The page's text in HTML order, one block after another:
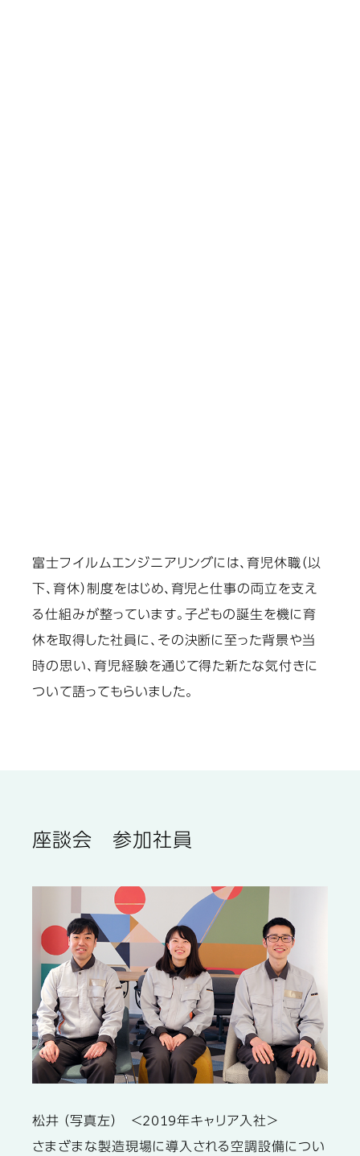
富士フイルムエンジニアリングには、育児休職（以
下、育休）制度をはじめ、育児と仕事の両立を支え
る仕組みが整っています。子どもの誕生を機に育
休を取得した社員に、その決断に至った背景や当
時の思い、育児経験を通じて得た新たな気付きに
ついて語ってもらいました。
座談会 参加社員
松井 （写真左） ＜2019年キャリア入社＞
さまざまな製造現場に導入される空調設備につい